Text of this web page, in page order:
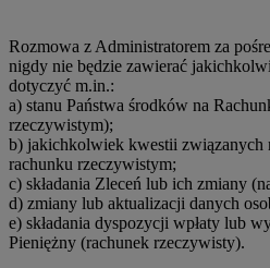
Rozmowa z Administratorem za
nigdy nie będzie zawierać
dotyczyć m.in.:
a) stanu Państwa środków na
rzeczywistym);
b) jakichkolwiek kwestii związanych
rachunku rzeczywistym;
c) składania Zleceń lub ich zmiany
d) zmiany lub aktualizacji danych
e) składania dyspozycji wpłaty lub
Pieniężny (rachunek rzeczywisty).